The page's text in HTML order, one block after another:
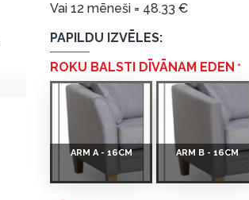
Vai 12 mēneši = 48.33 €
PAPILDU IZVĒLES:
ROKU BALSTI DĪVĀNAM EDEN
ARM A - 16CM ARM B - 16CM